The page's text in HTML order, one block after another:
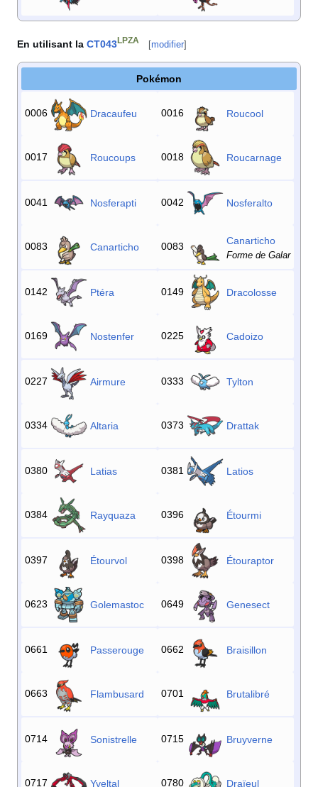
En utilisant la CT043LPZA [modifier]
Pokémon
0006 Dracaufeu 0016 Roucool
0017 Roucoups 0018 Roucarnage
0041 Nosferapti 0042 Nosferalto
0083 Canarticho 0083 Canarticho
Forme de Galar
0142 Ptéra 0149 Dracolosse
0169 Nostenfer 0225 Cadoizo
0227 Airmure 0333 Tylton
0334 Altaria 0373 Drattak
0380 Latias 0381 Latios
0384 Rayquaza 0396 Étourmi
0397 Étourvol 0398 Étouraptor
0623 Golemastoc 0649 Genesect
0661 Passerouge 0662 Braisillon
0663 Flambusard 0701 Brutalibré
0714 Sonistrelle 0715 Bruyverne
0717 Yveltal 0780 Draïeul